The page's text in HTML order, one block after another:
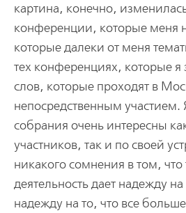
картина, конечно,
конференции, которые меня
которые далеки от меня
тех конференциях, которые
слов, которые проходят в
непосредственным участием.
собрания очень интересны
участников, так и по своей
никакого сомнения в том, что
деятельность дает надежду
надежду на то, что все